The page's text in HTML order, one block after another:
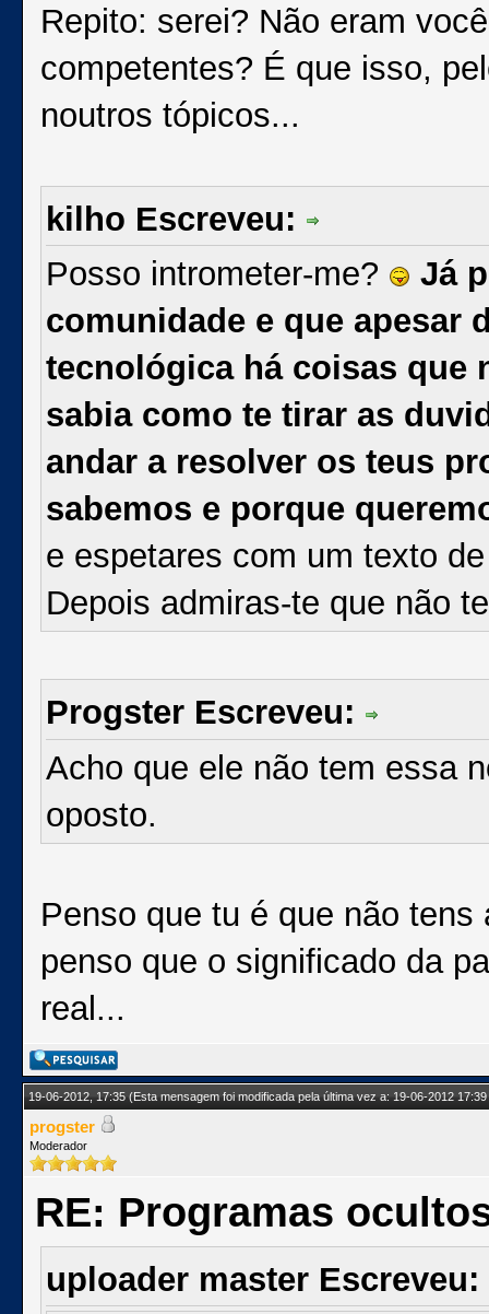
Repito: serei? Não eram
competentes? É que isso,
noutros tópicos...
kilho Escreveu:
Posso intrometer-me?
Já
comunidade e que apesar
tecnológica há coisas que
sabia como te tirar as
andar a resolver os teus
sabemos e porque
e espetares com um texto
Depois admiras-te que não
Progster Escreveu:
Acho que ele não tem essa
oposto.
Penso que tu é que não
penso que o significado da
real...
19-06-2012, 17:35(Esta mensagem foi modificada pela última vez a: 19-06-2012
progster
Moderador
RE: Programas
uploader master Escreveu: